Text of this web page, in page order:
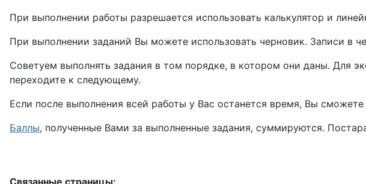
При выполнении работы разрешается использовать калькулятор и
При выполнении заданий Вы можете использовать черновик. Записи в
Советуем выполнять задания в том порядке, в котором они даны. Для
переходите к следующему.
Если после выполнения всей работы у Вас останется время, Вы
Баллы, полученные Вами за выполненные задания, суммируются.
Связанные страницы: